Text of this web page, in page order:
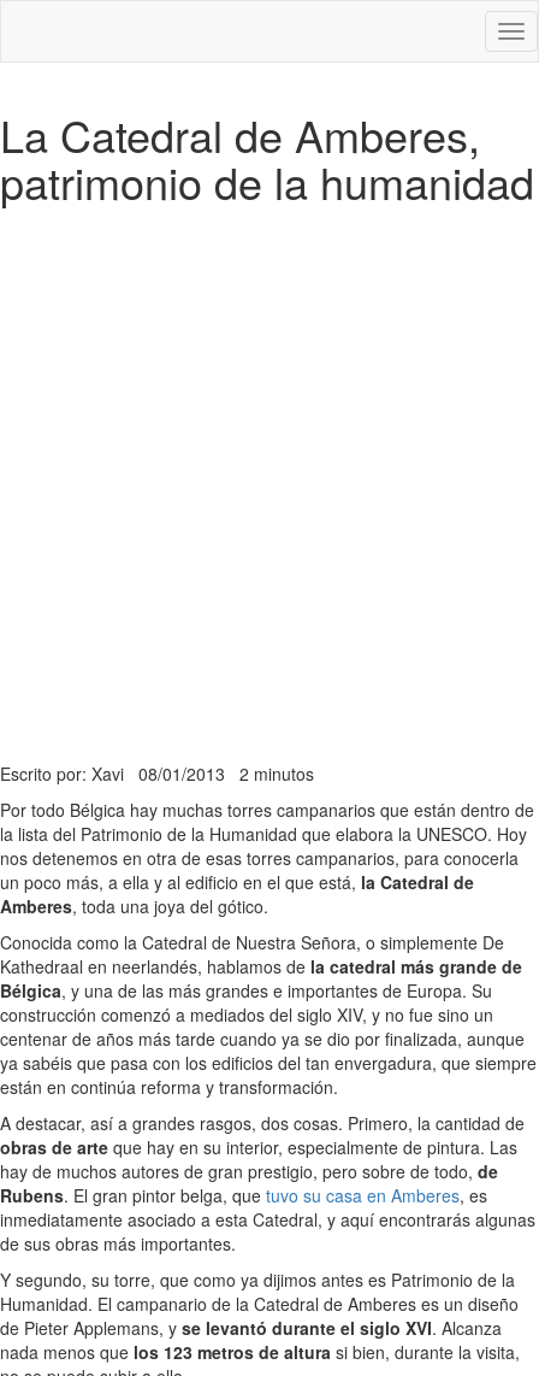
La Catedral de Amberes,
patrimonio de la humanidad
Escrito por: Xavi 08/01/2013 2 minutos
Por todo Bélgica hay muchas torres campanarios que están dentro de
la lista del Patrimonio de la Humanidad que elabora la UNESCO. Hoy
nos detenemos en otra de esas torres campanarios, para conocerla
un poco más, a ella y al edificio en el que está, la Catedral de
Amberes, toda una joya del gótico.
Conocida como la Catedral de Nuestra Señora, o simplemente De
Kathedraal en neerlandés, hablamos de la catedral más grande de
Bélgica, y una de las más grandes e importantes de Europa. Su
construcción comenzó a mediados del siglo XIV, y no fue sino un
centenar de años más tarde cuando ya se dio por finalizada, aunque
ya sabéis que pasa con los edificios del tan envergadura, que siempre
están en continúa reforma y transformación.
A destacar, así a grandes rasgos, dos cosas. Primero, la cantidad de
obras de arte que hay en su interior, especialmente de pintura. Las
hay de muchos autores de gran prestigio, pero sobre de todo, de
Rubens. El gran pintor belga, que tuvo su casa en Amberes, es
inmediatamente asociado a esta Catedral, y aquí encontrarás algunas
de sus obras más importantes.
Y segundo, su torre, que como ya dijimos antes es Patrimonio de la
Humanidad. El campanario de la Catedral de Amberes es un diseño
de Pieter Applemans, y se levantó durante el siglo XVI. Alcanza
nada menos que los 123 metros de altura si bien, durante la visita,